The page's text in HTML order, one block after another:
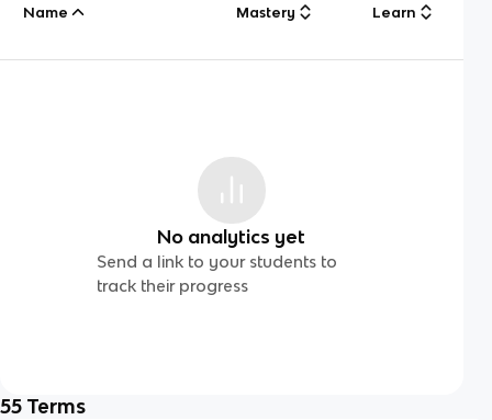
Name Mastery Learn
No analytics yet
Send a link to your students to
track their progress
55 Terms